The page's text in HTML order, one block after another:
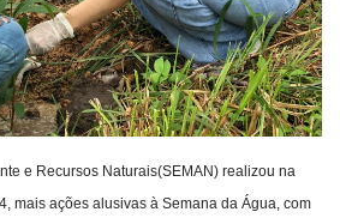
e Recursos Naturais(SEMAN) realizou na
mais ações alusivas à Semana da Água, com